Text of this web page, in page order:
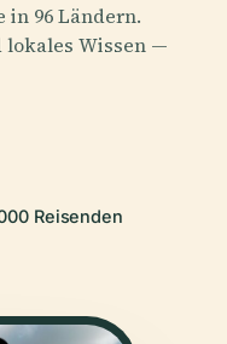
in 96 Ländern.
lokales Wissen —
Reisenden